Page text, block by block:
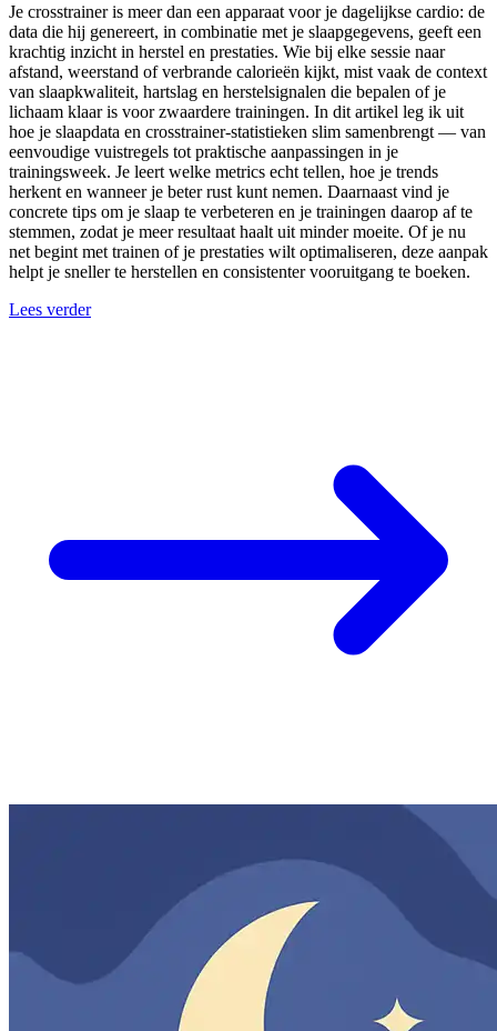
Je crosstrainer is meer dan een apparaat voor je dagelijkse cardio: de
data die hij genereert, in combinatie met je slaapgegevens, geeft een
krachtig inzicht in herstel en prestaties. Wie bij elke sessie naar
afstand, weerstand of verbrande calorieën kijkt, mist vaak de context
van slaapkwaliteit, hartslag en herstelsignalen die bepalen of je
lichaam klaar is voor zwaardere trainingen. In dit artikel leg ik uit
hoe je slaapdata en crosstrainer-statistieken slim samenbrengt — van
eenvoudige vuistregels tot praktische aanpassingen in je
trainingsweek. Je leert welke metrics echt tellen, hoe je trends
herkent en wanneer je beter rust kunt nemen. Daarnaast vind je
concrete tips om je slaap te verbeteren en je trainingen daarop af te
stemmen, zodat je meer resultaat haalt uit minder moeite. Of je nu
net begint met trainen of je prestaties wilt optimaliseren, deze aanpak
helpt je sneller te herstellen en consistenter vooruitgang te boeken.
Lees verder